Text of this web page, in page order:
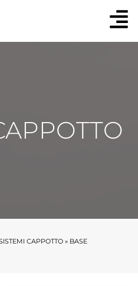
CAPPOTTO » BASE